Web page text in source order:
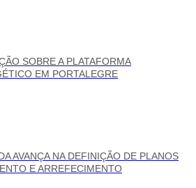
SOBRE A PLATAFORMA
EM PORTALEGRE
AVANÇA NA DEFINIÇÃO DE PLANOS
E ARREFECIMENTO